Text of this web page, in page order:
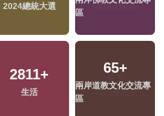
文教 健康及醫療
1186+
綜合
2+
2023金鐘獎